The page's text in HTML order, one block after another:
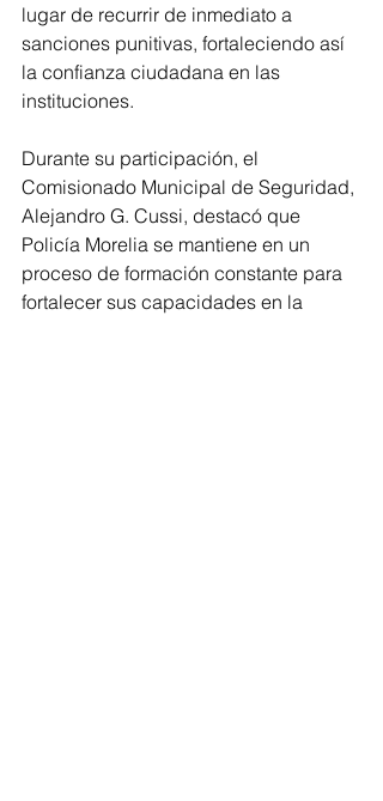
lugar de recurrir de inmediato a
sanciones punitivas, fortaleciendo así
la confianza ciudadana en las
instituciones.
Durante su participación, el
Comisionado Municipal de Seguridad,
Alejandro G. Cussi, destacó que
Policía Morelia se mantiene en un
proceso de formación constante para
fortalecer sus capacidades en la